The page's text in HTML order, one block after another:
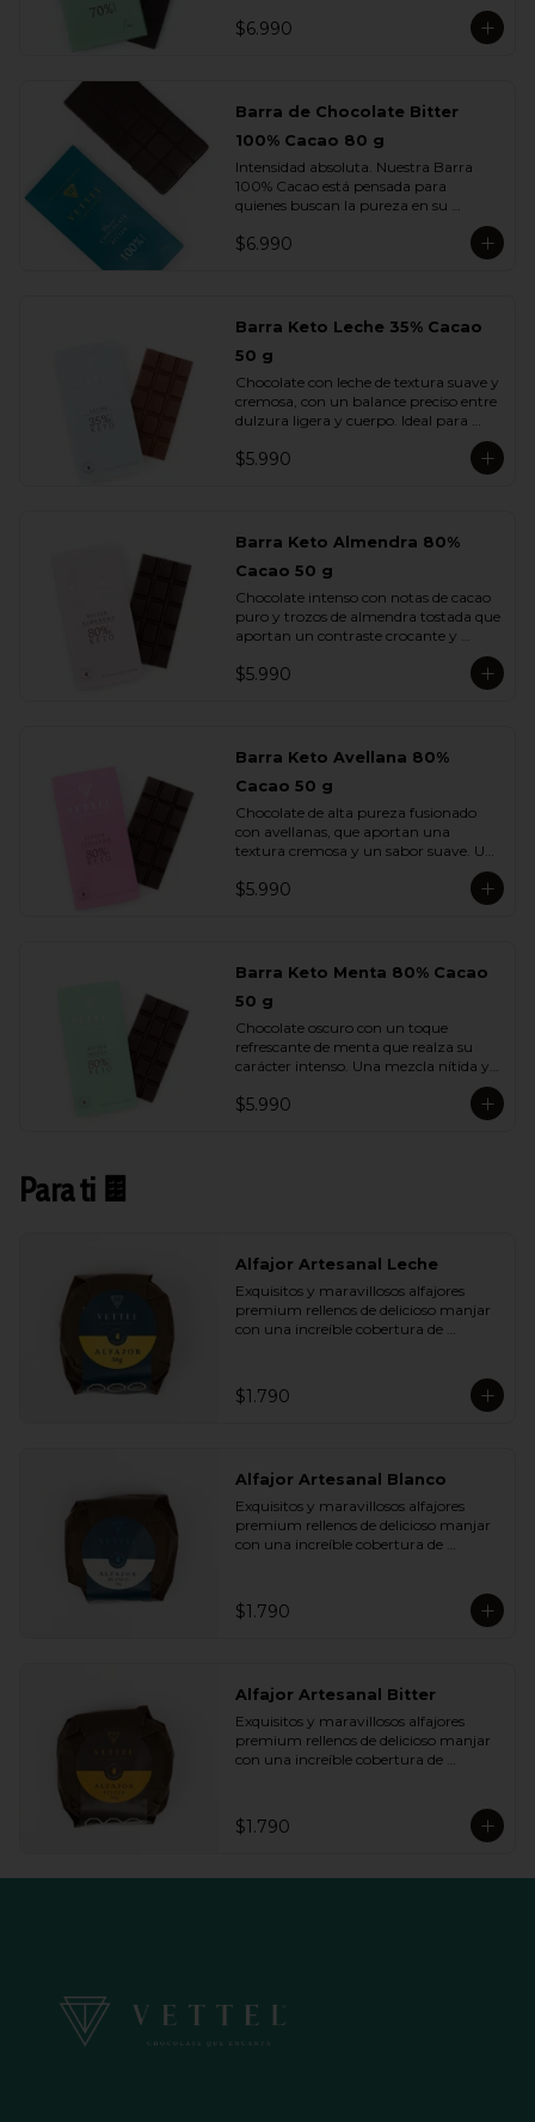
$6.990
Barra de Chocolate Bitter
100% Cacao 80 g
Intensidad absoluta. Nuestra Barra
100% Cacao está pensada para
quienes buscan la pureza en su
firme, profundo, terroso y elegante, sin
cacao en su estado más auténtico, con
natural. Una barra creada para
verdaderos amantes del cacao.
$6.990
Barra Keto Leche 35% Cacao
50 g
Chocolate con leche de textura suave y
cremosa, con un balance preciso entre
dulzura ligera y cuerpo. Ideal para
quienes disfrutan del sabor del cacao
con leche sin perder la intensidad del
$5.990
Barra Keto Almendra 80%
Cacao 50 g
Chocolate intenso con notas de cacao
puro y trozos de almendra tostada que
aportan un contraste crocante y
equilibrada entre potencia y sutileza.
$5.990
Barra Keto Avellana 80%
Cacao 50 g
Chocolate de alta pureza fusionado
con avellanas, que aportan una
textura cremosa y un sabor suave. Un
equilibrio natural entre la fuerza del
cacao y la redondez de la nuez.
$5.990
Barra Keto Menta 80% Cacao
50 g
Chocolate oscuro con un toque
refrescante de menta que realza su
carácter intenso. Una mezcla nítida y
vibrante que aporta frescura sin restar
profundidad al cacao.
$5.990
Para ti 🍫
Alfajor Artesanal Leche
Exquisitos y maravillosos alfajores
premium rellenos de delicioso manjar
con una increíble cobertura de
$1.790
Alfajor Artesanal Blanco
Exquisitos y maravillosos alfajores
premium rellenos de delicioso manjar
con una increíble cobertura de
queremos.
$1.790
Alfajor Artesanal Bitter
Exquisitos y maravillosos alfajores
premium rellenos de delicioso manjar
con una increíble cobertura de
$1.790